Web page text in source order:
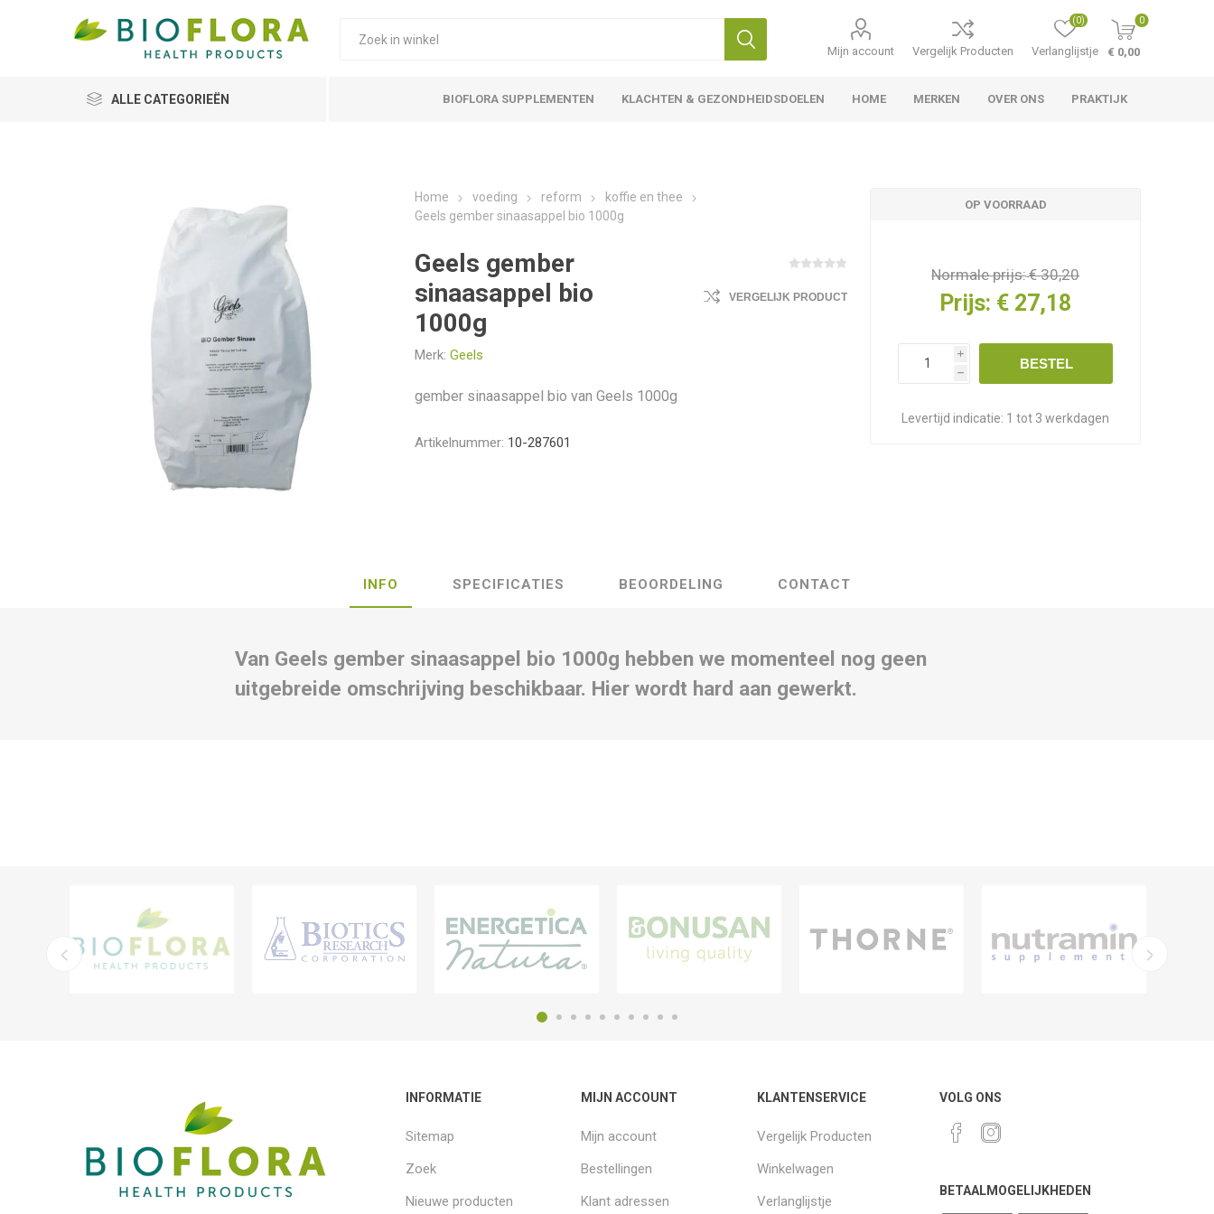
Mijn account Vergelijk Producten Verlanglijstje
(0) 0
€ 0,00
ALLE CATEGORIEËN BIOFLORA SUPPLEMENTEN KLACHTEN & GEZONDHEIDSDOELEN HOME MERKEN OVER ONS PRAKTIJK
Home voeding reform
koffie en thee
Geels gember sinaasappel bio 1000g
Geels gember
sinaasappel bio
1000g
Merk: Geels
VERGELIJK PRODUCT
gember sinaasappel bio van Geels 1000g
Artikelnummer: 10-287601
OP VOORRAAD
Normale prijs:€ 30,20
Prijs: € 27,18
i
h
BESTEL
Levertijd indicatie: 1 tot 3 werkdagen
INFO SPECIFICATIES BEOORDELING CONTACT
Van Geels gember sinaasappel bio 1000g hebben we momenteel nog geen
uitgebreide omschrijving beschikbaar. Hier wordt hard aan gewerkt.
INFORMATIE
Sitemap
Zoek
Nieuwe producten
MIJN ACCOUNT
Mijn account
Bestellingen
Klant adressen
KLANTENSERVICE
Vergelijk Producten
Winkelwagen
Verlanglijstje
VOLG ONS
BETAALMOGELIJKHEDEN